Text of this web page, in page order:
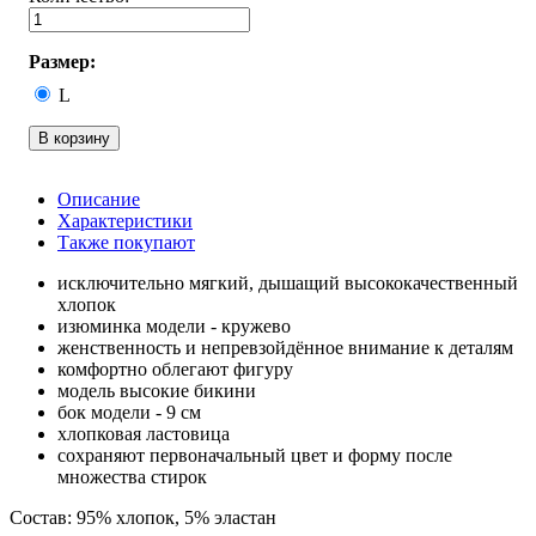
Размер:
L
В корзину
Описание
Характеристики
Также покупают
исключительно мягкий, дышащий высококачественный
хлопок
изюминка модели - кружево
женственность и непревзойдённое внимание к деталям
комфортно облегают фигуру
модель высокие бикини
бок модели - 9 см
хлопковая ластовица
сохраняют первоначальный цвет и форму после
множества стирок
Состав: 95% хлопок, 5% эластан